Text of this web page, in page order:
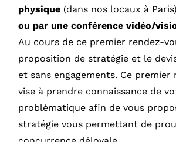
physique (dans nos locaux à Paris)
ou par une conférence vidéo/
Au cours de ce premier rendez-
proposition de stratégie et le
et sans engagements. Ce premier
vise à prendre connaissance de
problématique afin de vous
stratégie vous permettant de